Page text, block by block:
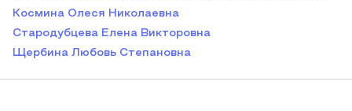
Космина Олеся Николаевна
Стародубцева Елена Викторовна
Щербина Любовь Степановна